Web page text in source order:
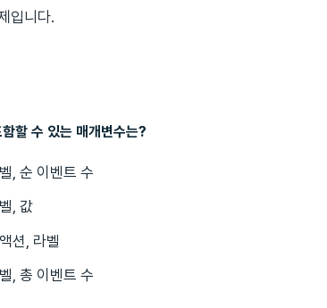
입니다.
할 수 있는 매개변수는?
, 순 이벤트 수
, 값
션, 라벨
, 총 이벤트 수